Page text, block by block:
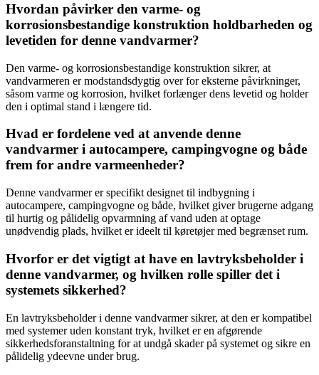
Hvordan påvirker den varme- og
korrosionsbestandige konstruktion holdbarheden og
levetiden for denne vandvarmer?
Den varme- og korrosionsbestandige konstruktion sikrer, at
vandvarmeren er modstandsdygtig over for eksterne påvirkninger,
såsom varme og korrosion, hvilket forlænger dens levetid og holder
den i optimal stand i længere tid.
Hvad er fordelene ved at anvende denne
vandvarmer i autocampere, campingvogne og både
frem for andre varmeenheder?
Denne vandvarmer er specifikt designet til indbygning i
autocampere, campingvogne og både, hvilket giver brugerne adgang
til hurtig og pålidelig opvarmning af vand uden at optage
unødvendig plads, hvilket er ideelt til køretøjer med begrænset rum.
Hvorfor er det vigtigt at have en lavtryksbeholder i
denne vandvarmer, og hvilken rolle spiller det i
systemets sikkerhed?
En lavtryksbeholder i denne vandvarmer sikrer, at den er kompatibel
med systemer uden konstant tryk, hvilket er en afgørende
sikkerhedsforanstaltning for at undgå skader på systemet og sikre en
pålidelig ydeevne under brug.